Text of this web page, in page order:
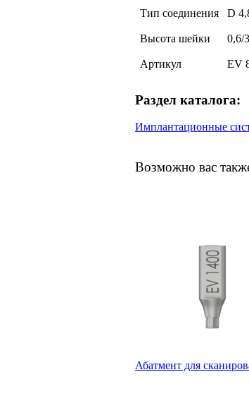
Тип соединения D
Высота шейки 0,6/
Артикул EV
Раздел каталога:
Имплантационные
Возможно вас
Абатмент для